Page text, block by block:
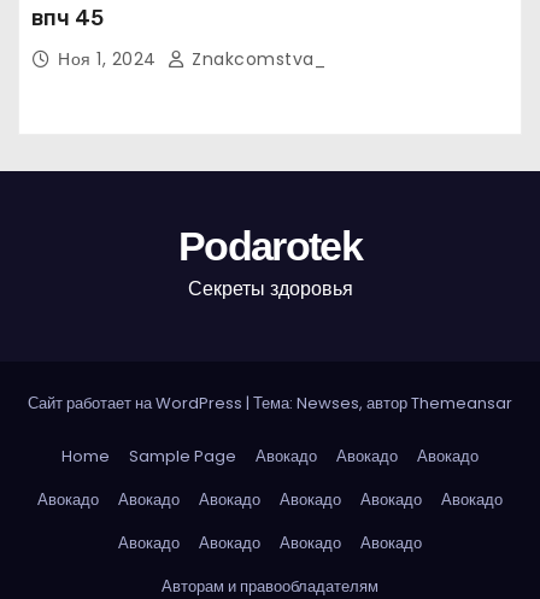
впч 45
Ноя 1, 2024 Znakcomstva_
Podarotek
Секреты здоровья
Сайт работает на WordPress | Тема: Newses, авторThemeansar
Home Sample Page Авокадо Авокадо
Авокадо
Авокадо
Авокадо Авокадо Авокадо Авокадо
Авокадо
Авокадо
Авокадо Авокадо
Авокадо
Авторам и правообладателям